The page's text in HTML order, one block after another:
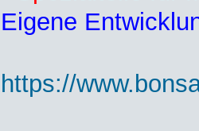
Eigene
https://